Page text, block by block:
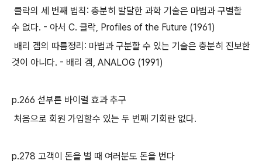
클락의 세 번째 법칙: 충분히 발달한 과학 기술은 마법과 구별할
수 없다. - 아서 C. 클락, Profiles of the Future (1961)
배리 겜의 따름정리: 마법과 구분할 수 있는 기술은 충분히 진보한
것이 아니다. - 배리 겜, ANALOG (1991)
p.266 섣부른 바이럴 효과 추구
처음으로 회원 가입할수 있는 두 번째 기회란 없다.
p.278 고객이 돈을 벌 때 여러분도 돈을 번다